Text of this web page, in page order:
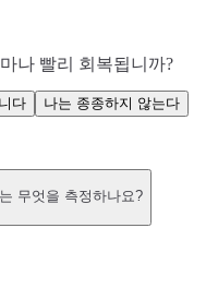
나 빨리 회복됩니까?
다 나는 종종하지 않는다
무엇을 측정하나요?